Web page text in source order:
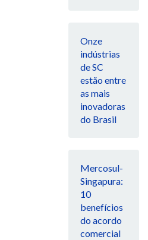
Onze
indústrias
de SC
estão entre
as mais
inovadoras
do Brasil
Mercosul-
Singapura:
10
benefícios
do acordo
comercial